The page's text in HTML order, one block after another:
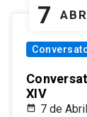
7 ABR
XIV
7 de